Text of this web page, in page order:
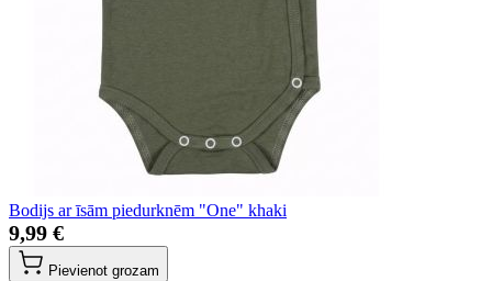
Bodijs ar īsām piedurknēm "One" khaki
9,99 €
Pievienot grozam